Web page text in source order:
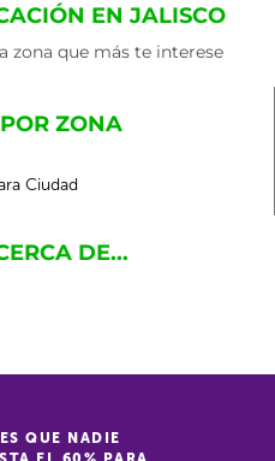
EN JALISCO
zona que más te interese
ZONA
Ciudad
DE...
QUE NADIE